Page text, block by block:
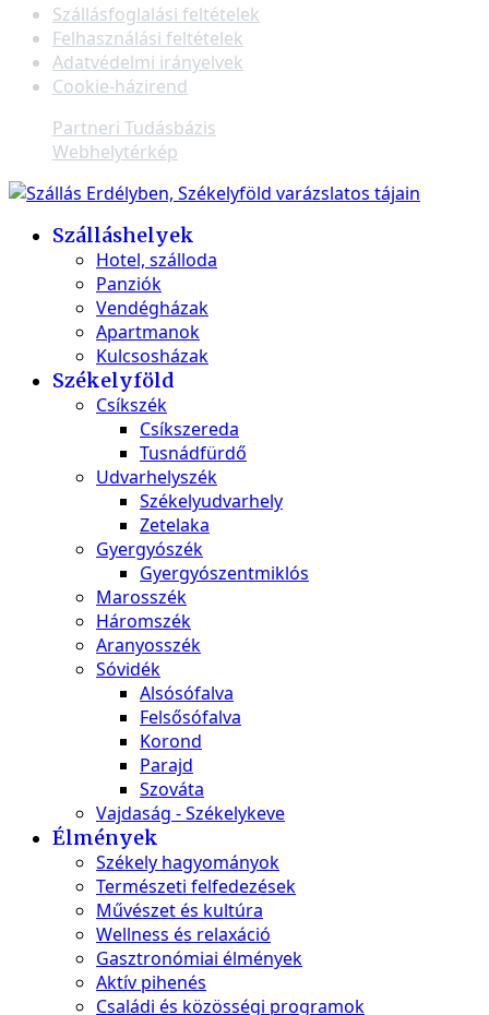
Szállásfoglalási feltételek
Felhasználási feltételek
Adatvédelmi irányelvek
Cookie-házirend
Partneri Tudásbázis
Webhelytérkép
Szálláshelyek
Hotel, szálloda
Panziók
Vendégházak
Apartmanok
Kulcsosházak
Székelyföld
Csíkszék
Csíkszereda
Tusnádfürdő
Udvarhelyszék
Székelyudvarhely
Zetelaka
Gyergyószék
Gyergyószentmiklós
Marosszék
Háromszék
Aranyosszék
Sóvidék
Alsósófalva
Felsősófalva
Korond
Parajd
Szováta
Vajdaság - Székelykeve
Élmények
Székely hagyományok
Természeti felfedezések
Művészet és kultúra
Wellness és relaxáció
Gasztronómiai élmények
Aktív pihenés
Családi és közösségi programok